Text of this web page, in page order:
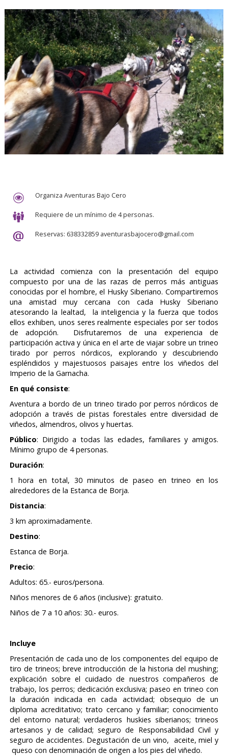
Organiza Aventuras Bajo Cero
Requiere de un mínimo de 4 personas.
Reservas: 638332859 aventurasbajocero@gmail.com
La actividad comienza con la presentación del equipo
compuesto por una de las razas de perros más antiguas
conocidas por el hombre, el Husky Siberiano. Compartiremos
una amistad muy cercana con cada Husky Siberiano
atesorando la lealtad, la inteligencia y la fuerza que todos
ellos exhiben, unos seres realmente especiales por ser todos
de adopción. Disfrutaremos de una experiencia de
participación activa y única en el arte de viajar sobre un trineo
tirado por perros nórdicos, explorando y descubriendo
espléndidos y majestuosos paisajes entre los viñedos del
Imperio de la Garnacha.
En qué consiste:
Aventura a bordo de un trineo tirado por perros nórdicos de
adopción a través de pistas forestales entre diversidad de
viñedos, almendros, olivos y huertas.
Público: Dirigido a todas las edades, familiares y amigos.
Mínimo grupo de 4 personas.
Duración:
1 hora en total, 30 minutos de paseo en trineo en los
alrededores de la Estanca de Borja.
Distancia:
3 km aproximadamente.
Destino:
Estanca de Borja.
Precio:
Adultos: 65.- euros/persona.
Niños menores de 6 años (inclusive): gratuito.
Niños de 7 a 10 años: 30.- euros.
Incluye
Presentación de cada uno de los componentes del equipo de
tiro de trineos; breve introducción de la historia del mushing;
explicación sobre el cuidado de nuestros compañeros de
trabajo, los perros; dedicación exclusiva; paseo en trineo con
la duración indicada en cada actividad; obsequio de un
diploma acreditativo; trato cercano y familiar; conocimiento
del entorno natural; verdaderos huskies siberianos; trineos
artesanos y de calidad; seguro de Responsabilidad Civil y
seguro de accidentes. Degustación de un vino, aceite, miel y
queso con denominación de origen a los pies del viñedo.